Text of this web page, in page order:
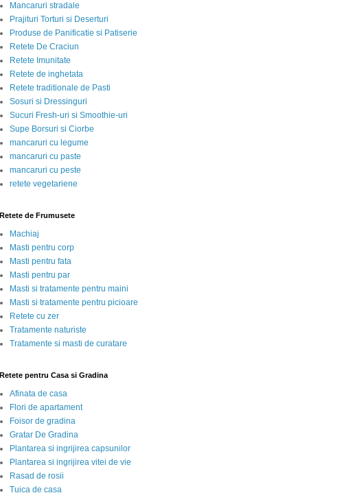
Mancaruri stradale
Prajituri Torturi si Deserturi
Produse de Panificatie si Patiserie
Retete De Craciun
Retete Imunitate
Retete de inghetata
Retete traditionale de Pasti
Sosuri si Dressinguri
Sucuri Fresh-uri si Smoothie-uri
Supe Borsuri si Ciorbe
mancaruri cu legume
mancaruri cu paste
mancaruri cu peste
retete vegetariene
Retete de Frumusete
Machiaj
Masti pentru corp
Masti pentru fata
Masti pentru par
Masti si tratamente pentru maini
Masti si tratamente pentru picioare
Retete cu zer
Tratamente naturiste
Tratamente si masti de curatare
Retete pentru Casa si Gradina
Afinata de casa
Flori de apartament
Foisor de gradina
Gratar De Gradina
Plantarea si ingrijirea capsunilor
Plantarea si ingrijirea vitei de vie
Rasad de rosii
Tuica de casa